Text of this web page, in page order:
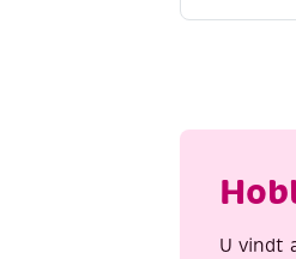
birds
U vindt